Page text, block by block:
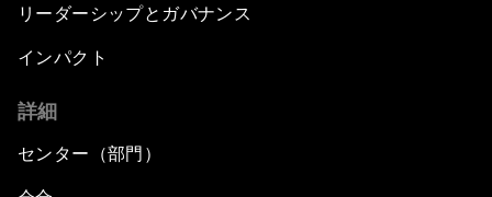
リーダーシップとガバナンス
インパクト
詳細
センター（部門）